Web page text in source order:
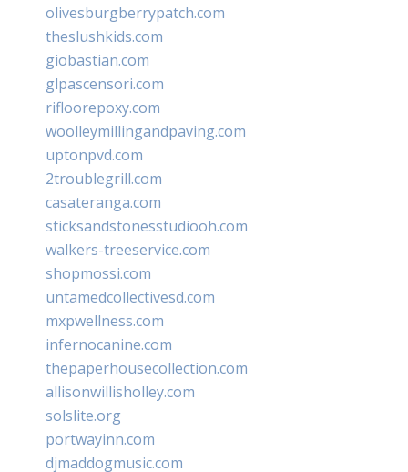
olivesburgberrypatch.com
theslushkids.com
giobastian.com
glpascensori.com
rifloorepoxy.com
woolleymillingandpaving.com
uptonpvd.com
2troublegrill.com
casateranga.com
sticksandstonesstudiooh.com
walkers-treeservice.com
shopmossi.com
untamedcollectivesd.com
mxpwellness.com
infernocanine.com
thepaperhousecollection.com
allisonwillisholley.com
solslite.org
portwayinn.com
djmaddogmusic.com